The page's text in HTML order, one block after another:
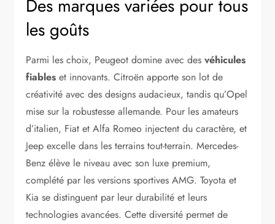
Des marques variées pour tous
les goûts
Parmi les choix, Peugeot domine avec des véhicules
fiables et innovants. Citroën apporte son lot de
créativité avec des designs audacieux, tandis qu’Opel
mise sur la robustesse allemande. Pour les amateurs
d’italien, Fiat et Alfa Romeo injectent du caractère, et
Jeep excelle dans les terrains tout-terrain. Mercedes-
Benz élève le niveau avec son luxe premium,
complété par les versions sportives AMG. Toyota et
Kia se distinguent par leur durabilité et leurs
technologies avancées. Cette diversité permet de